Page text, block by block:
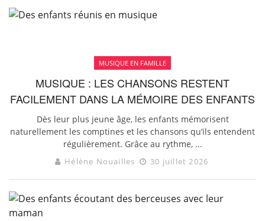
MUSIQUE EN FAMILLE
MUSIQUE : LES CHANSONS RESTENT
FACILEMENT DANS LA MÉMOIRE DES ENFANTS
Dès leur plus jeune âge, les enfants mémorisent
naturellement les comptines et les chansons qu’ils entendent
régulièrement. Grâce au rythme, ...
Hélène Nouailles 30 juillet 2026